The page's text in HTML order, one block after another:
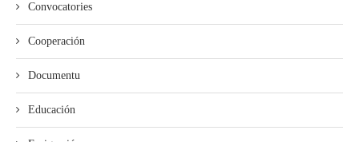
Convocatories
Cooperación
Documentu
Educación